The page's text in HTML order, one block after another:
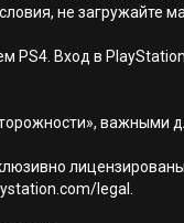
не
PS4. Вход в
важными
legal.